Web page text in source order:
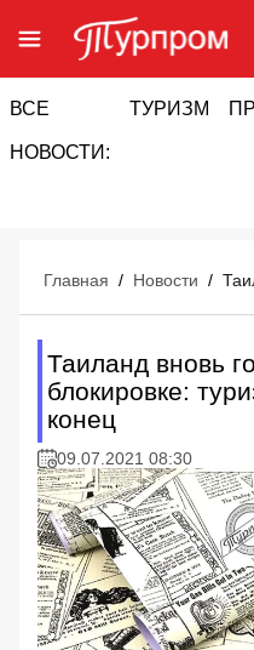
ВСЕ
НОВОСТИ:
ТУРИЗМ
Главная / Новости /
Таиланд вновь
блокировке:
конец
09.07.2021 08:30